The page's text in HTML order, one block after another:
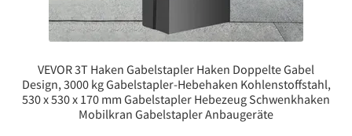
VEVOR 3T Haken Gabelstapler Haken Doppelte Gabel
Design, 3000 kg Gabelstapler-Hebehaken Kohlenstoffstahl,
530 x 530 x 170 mm Gabelstapler Hebezeug Schwenkhaken
Mobilkran Gabelstapler Anbaugeräte